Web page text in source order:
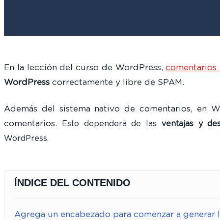
En la lección del curso de WordPress,comentarios
WordPress correctamente y libre de SPAM.
Además del sistema nativo de comentarios, en
comentarios.
Esto dependerá de las ventajas y
WordPress.
ÍNDICE DEL CONTENIDO
Agrega un encabezado para comenzar a